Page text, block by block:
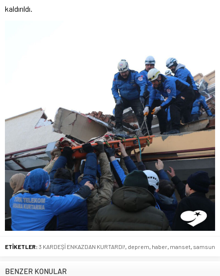
kaldırıldı.
ETİKETLER: 3 KARDEŞİ ENKAZDAN KURTARDI!, deprem, haber, manset, samsun
BENZER KONULAR